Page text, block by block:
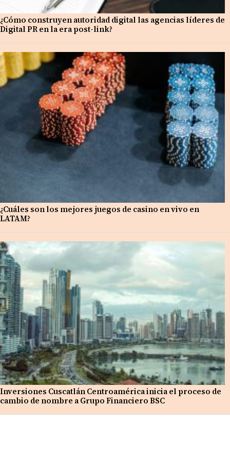
¿Cómo construyen autoridad digital las agencias líderes de
Digital PR en la era post-link?
¿Cuáles son los mejores juegos de casino en vivo en
LATAM?
Inversiones Cuscatlán Centroamérica inicia el proceso de
cambio de nombre a Grupo Financiero BSC